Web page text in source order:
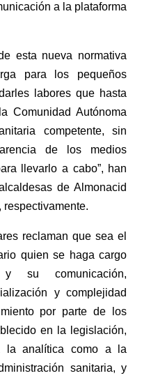
a la plataforma
esta nueva normativa
para los pequeños
labores que hasta
Comunidad Autónoma
competente, sin
de los medios
llevarlo a cabo”, han
de Almonacid
reclaman que sea el
quien se haga cargo
su comunicación,
y complejidad
por parte de los
en la legislación,
la analítica como a la
sanitaria, y